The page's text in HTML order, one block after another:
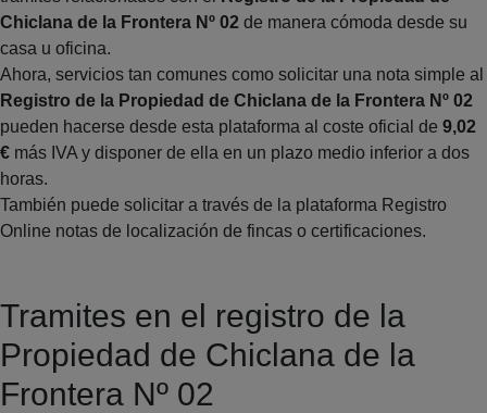
Chiclana de la Frontera Nº 02 de manera cómoda desde su
casa u oficina.
Ahora, servicios tan comunes como solicitar una nota simple al
Registro de la Propiedad de Chiclana de la Frontera Nº 02
pueden hacerse desde esta plataforma al coste oficial de 9,02
€ más IVA y disponer de ella en un plazo medio inferior a dos
horas.
También puede solicitar a través de la plataforma Registro
Online notas de localización de fincas o certificaciones.
Tramites en el registro de la
Propiedad de Chiclana de la
Frontera Nº 02